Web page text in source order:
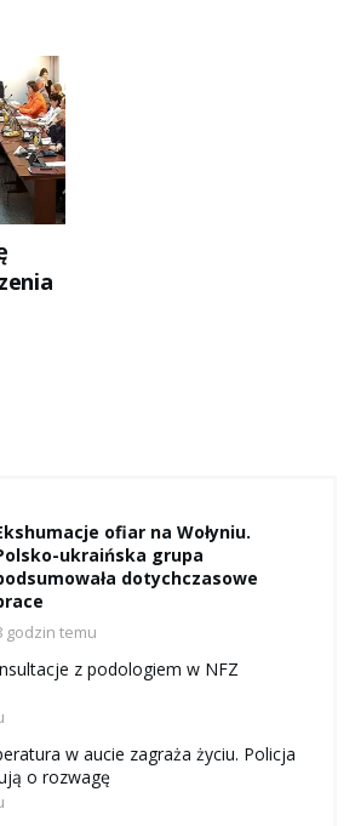
ofiar na Wołyniu.
ukraińska grupa
dotychczasowe
godzin temu
z podologiem w NFZ
w aucie zagraża życiu. Policja
o rozwagę